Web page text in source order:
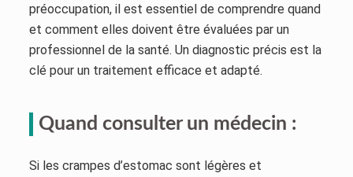
préoccupation, il est essentiel de comprendre quand
et comment elles doivent être évaluées par un
professionnel de la santé. Un diagnostic précis est la
clé pour un traitement efficace et adapté.
Quand consulter un médecin :
Si les crampes d’estomac sont légères et